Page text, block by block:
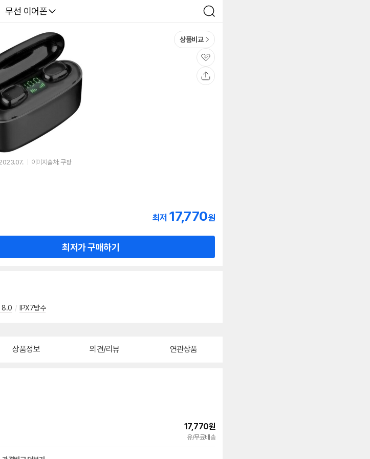
다나와
무선 이어폰
검
색
상품비교
관
심
이미지출처: 쿠팡
최저 17,770원
최저가 구매하기
8.0 / IPX7방수
상품정보 의견/리뷰 연관상품
17,770원
유/무료배송